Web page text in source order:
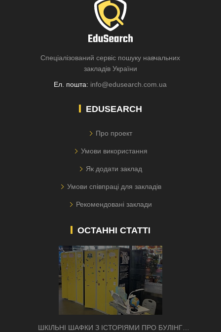
Спеціалізований сервіс пошуку навчальних
закладів України
Ел. пошта: info@edusearch.com.ua
EDUSEARCH
Про проект
Умови використання
Як додати заклад
Умови співпраці для закладів
Рекомендовані заклади
ОСТАННІ СТАТТІ
ШКІЛЬНІ ШАФКИ З ІСТОРІЯМИ ПРО БУЛІНГ